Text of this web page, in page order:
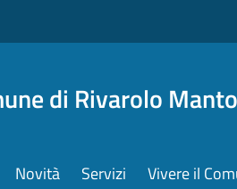
di Rivarolo
Novità Servizi Vivere il